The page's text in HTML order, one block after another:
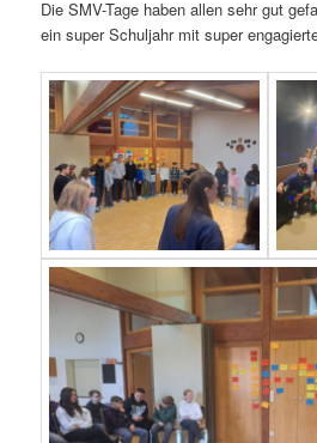
Die SMV-Tage haben allen sehr gut
ein super Schuljahr mit super